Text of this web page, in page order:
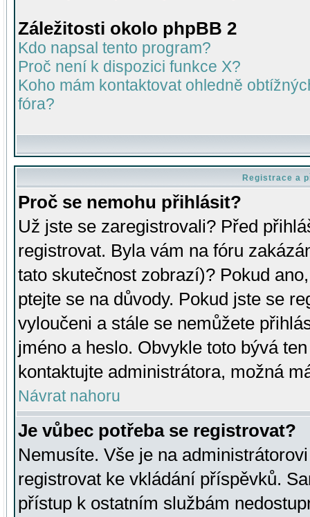
Záležitosti okolo phpBB 2
Kdo napsal tento program?
Proč není k dispozici funkce X?
Koho mám kontaktovat ohledně
fóra?
Registrace a
Proč se nemohu přihlásit?
Už jste se zaregistrovali? Před
registrovat. Byla vám na fóru
tato skutečnost zobrazí)? Pokud
ptejte se na důvody. Pokud jste se
vyloučeni a stále se nemůžete
jméno a heslo. Obvykle toto bývá
kontaktujte administrátora, možná
Návrat nahoru
Je vůbec potřeba se registrovat?
Nemusíte. Vše je na
registrovat ke vkládání příspěvků.
přístup k ostatním službám